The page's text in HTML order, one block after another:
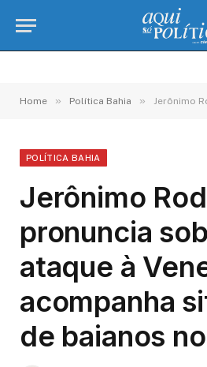
Home » Política Bahia » Jerônimo Rodrigues se
POLÍTICA BAHIA
Jerônimo
pronuncia
ataque à
acompanha
de baianos